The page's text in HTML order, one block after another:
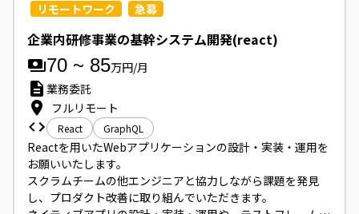
リモートワーク 急募
企業内研修事業の基幹システム開発(react)
70 ~ 85万円/月
業務委託
フルリモート
React GraphQL
Reactを用いたWebアプリケーションの設計・実装・運用を
お願いいたします。
スクラムチームの他エンジニアと協力しながら課題を発見
し、プロダクト改善に取り組んでいただきます。